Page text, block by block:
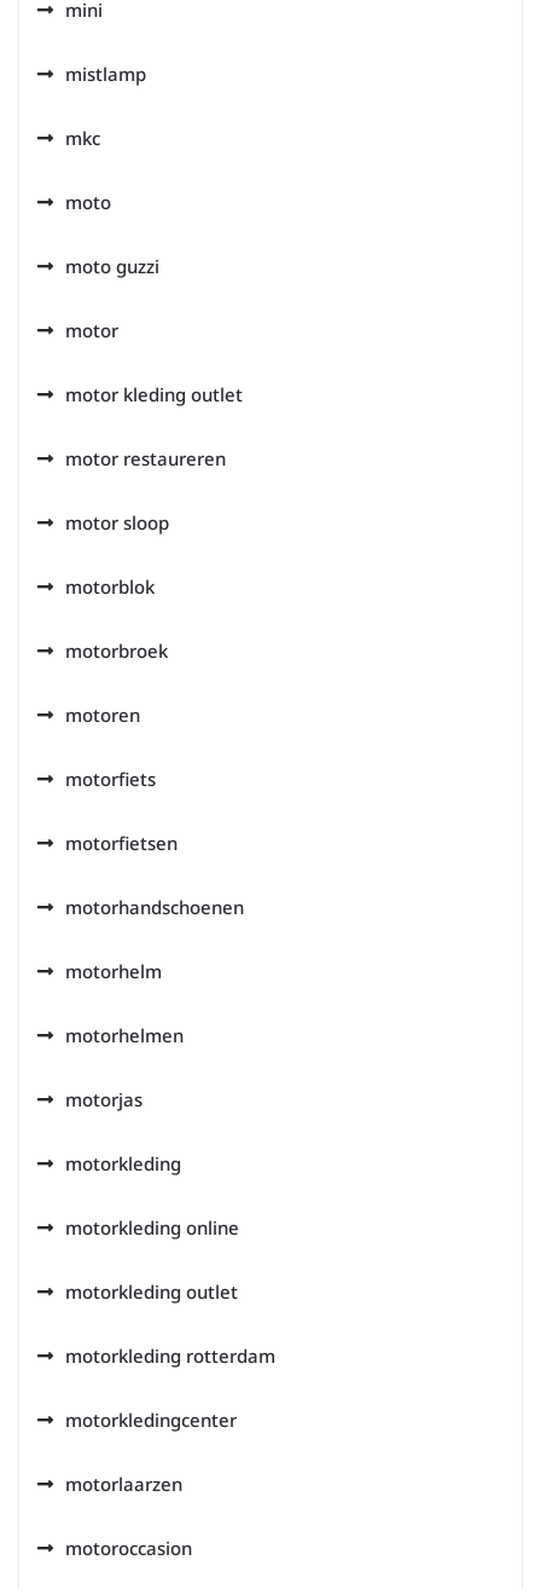
mini
mistlamp
mkc
moto
moto guzzi
motor
motor kleding outlet
motor restaureren
motor sloop
motorblok
motorbroek
motoren
motorfiets
motorfietsen
motorhandschoenen
motorhelm
motorhelmen
motorjas
motorkleding
motorkleding online
motorkleding outlet
motorkleding rotterdam
motorkledingcenter
motorlaarzen
motoroccasion